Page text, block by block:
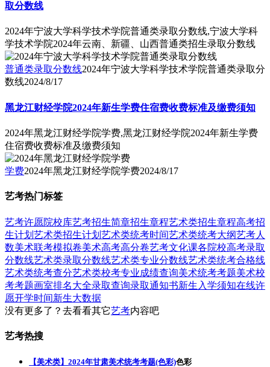
取分数线
2024年宁波大学科学技术学院普通类录取分数线,宁波大学科
学技术学院2024年云南、新疆、山西普通类招生录取分数线
普通类录取分数线2024年宁波大学科学技术学院普通类录取分
数线2024/8/17
黑龙江财经学院2024年新生学费住宿费收费标准及缴费须知
2024年黑龙江财经学院学费,黑龙江财经学院2024年新生学费
住宿费收费标准及缴费须知
学费2024年黑龙江财经学院学费2024/8/17
艺考热门标签
艺考许愿院校库艺考招生简章招生章程艺术类招生章程高考招
生计划 艺术类招生计划 艺术类统考时间艺术类统考大纲艺考人
数美术联考模拟卷美术高考高分卷艺考文化课各院校高考录取
分数线艺术类录取分数线艺术类专业分数线艺术类统考合格线
艺术类统考查分艺术类校考专业成绩查询美术统考考题美术校
考考题画室排名大全录取查询录取通知书新生入学须知在线许
愿开学时间新生大数据
没有更多了？去看看其它艺考内容吧
艺考热搜
【美术类】2024年甘肃美术统考考题(色彩)色彩